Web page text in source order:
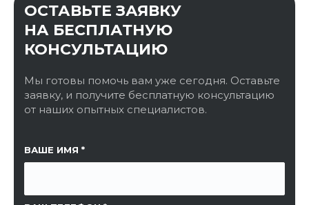
ОСТАВЬТЕ ЗАЯВКУ
НА БЕСПЛАТНУЮ
КОНСУЛЬТАЦИЮ
Мы готовы помочь вам уже сегодня. Оставьте
заявку, и получите бесплатную консультацию
от наших опытных специалистов.
ВАШЕ ИМЯ
ССЫЛКА НА СТРАНИЦУ